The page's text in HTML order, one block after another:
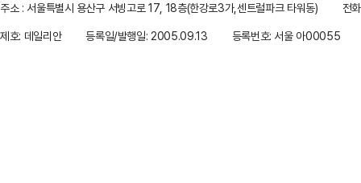
주소 : 서울특별시 용산구 서빙고로 17, 18층(한강로3가,센트럴파크 타워동)
전
제호: 데일리안
등록일/발행일: 2005.09.13 등록번호: 서울 아00055